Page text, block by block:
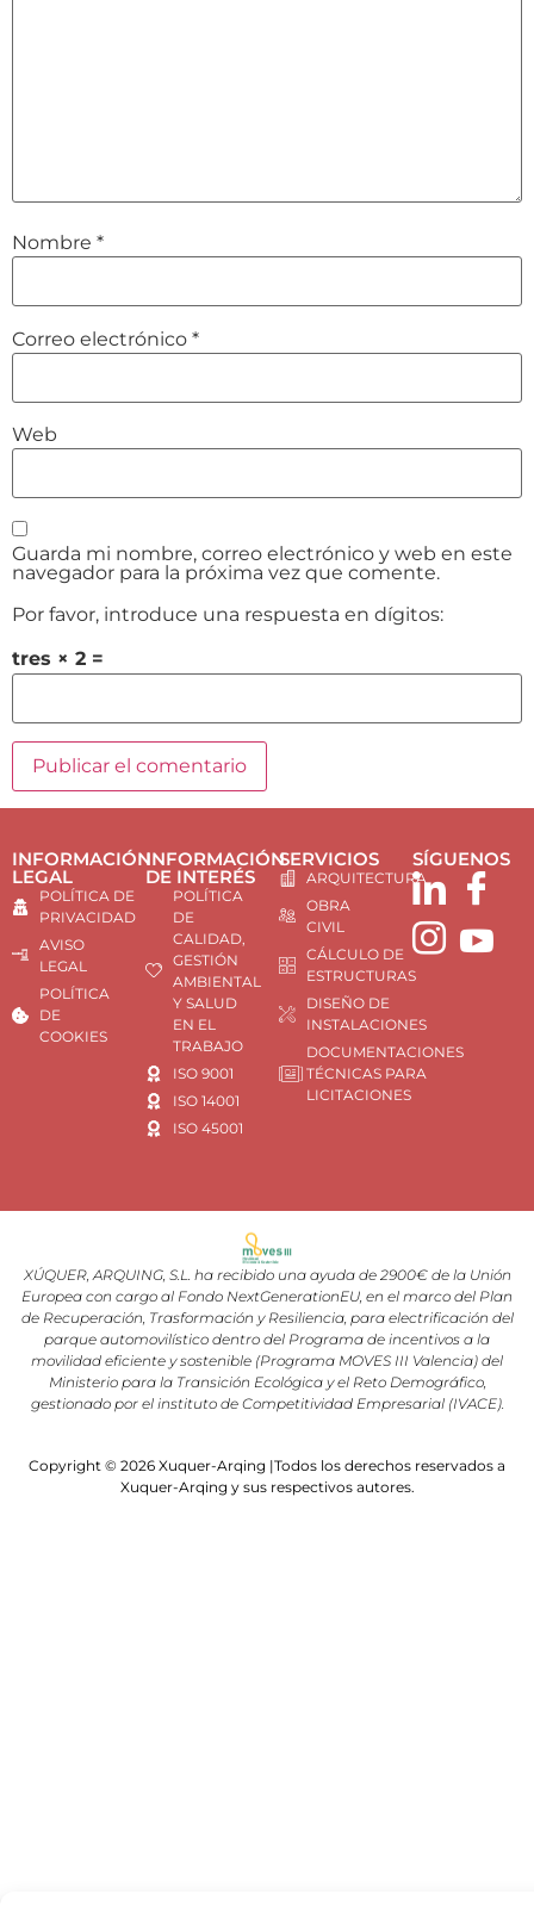
Nombre *
Correo electrónico *
Web
Guarda mi nombre, correo electrónico y web en este
navegador para la próxima vez que comente.
Por favor, introduce una respuesta en dígitos:
tres × 2 =
INFORMACIÓN
LEGAL
POLÍTICA DE
PRIVACIDAD
AVISO
LEGAL
POLÍTICA
DE
COOKIES
INFORMACIÓN
DE INTERÉS
POLÍTICA
DE
CALIDAD,
GESTIÓN
AMBIENTAL
Y SALUD
EN EL
TRABAJO
ISO 9001
ISO 14001
ISO 45001
SERVICIOS
ARQUITECTURA
OBRA
CIVIL
CÁLCULO DE
ESTRUCTURAS
DISEÑO DE
INSTALACIONES
DOCUMENTACIONES
TÉCNICAS PARA
LICITACIONES
SÍGUENOS
XÚQUER, ARQUING, S.L. ha recibido una ayuda de 2900€ de la Unión
Europea con cargo al Fondo NextGenerationEU, en el marco del Plan
de Recuperación, Trasformación y Resiliencia, para electrificación del
parque automovilístico dentro del Programa de incentivos a la
movilidad eficiente y sostenible (Programa MOVES III Valencia) del
Ministerio para la Transición Ecológica y el Reto Demográfico,
gestionado por el instituto de Competitividad Empresarial (IVACE).
Copyright © 2026 Xuquer-Arqing |Todos los derechos reservados a
Xuquer-Arqing y sus respectivos autores.